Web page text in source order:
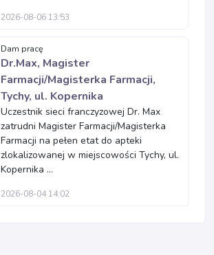
2026-08-06 13:53
Dam pracę
Dr.Max, Magister
Farmacji/Magisterka Farmacji,
Tychy, ul. Kopernika
Uczestnik sieci franczyzowej Dr. Max
zatrudni Magister Farmacji/Magisterka
Farmacji na pełen etat do apteki
zlokalizowanej w miejscowości Tychy, ul.
Kopernika ...
2026-08-04 14:02